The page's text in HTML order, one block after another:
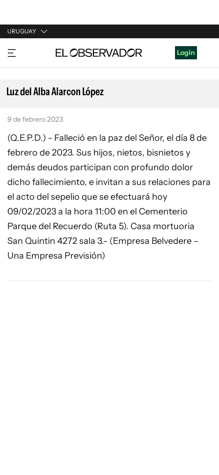
URUGUAY
URUGUAY
ARGENTINA
ESPAÑA
Login
Luz del Alba Alarcon López
9 de febrero 2023
(Q.E.P.D.) - Falleció en la paz del Señor, el día 8 de
febrero de 2023. Sus hijos, nietos, bisnietos y
demás deudos participan con profundo dolor
dicho fallecimiento, e invitan a sus relaciones para
el acto del sepelio que se efectuará hoy
09/02/2023 a la hora 11:00 en el Cementerio
Parque del Recuerdo (Ruta 5). Casa mortuoria
San Quintin 4272 sala 3.- (Empresa Belvedere –
Una Empresa Previsión)